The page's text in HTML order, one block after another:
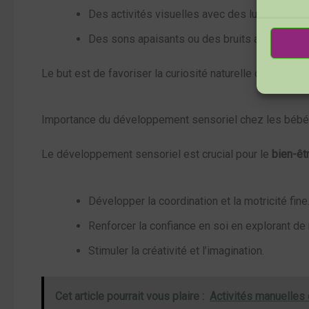
Des activités visuelles avec des lumières,
Des sons apaisants ou des bruits amusants
Le but est de favoriser la curiosité naturelle des
Importance du développement sensoriel chez les
Le développement sensoriel est crucial pour le bien-
Développer la coordination et la motricité fine.
Renforcer la confiance en soi en explorant
Stimuler la créativité et l’imagination.
Cet article pourrait vous plaire : Activités manuelles